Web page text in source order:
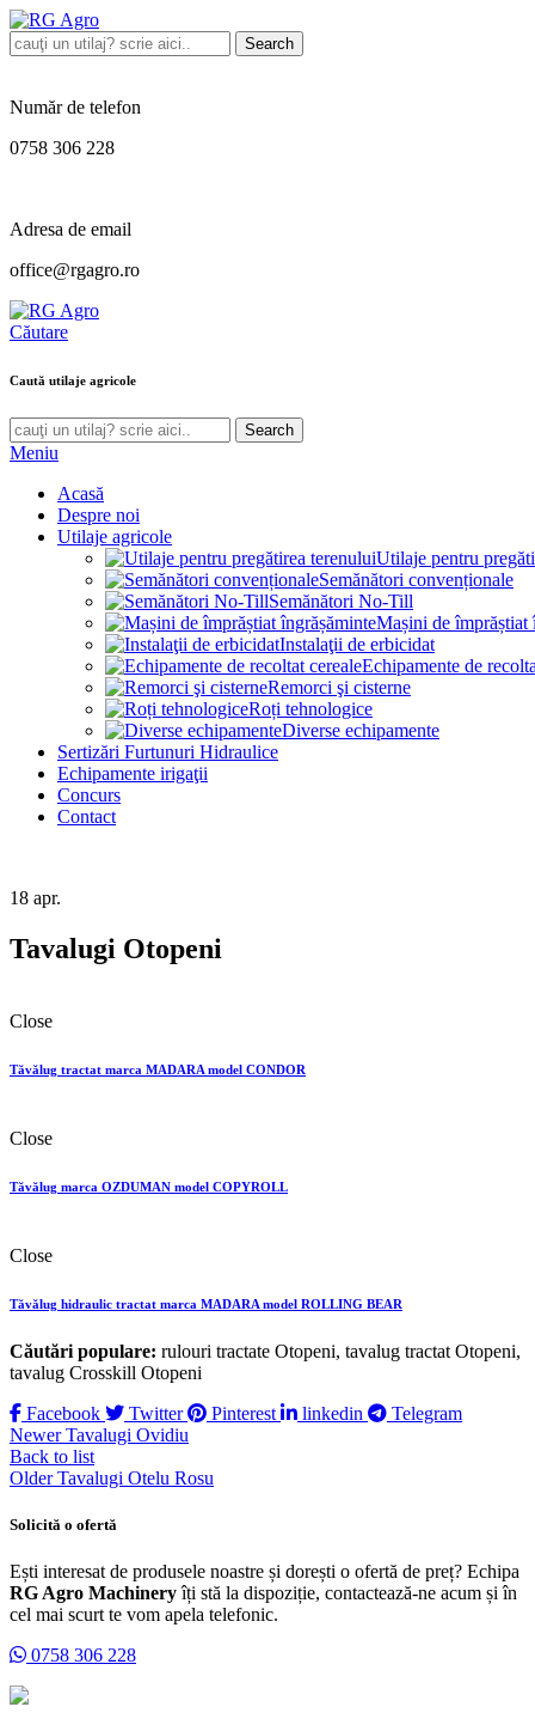
Search
Număr de telefon
0758 306 228
Adresa de email
office@rgagro.ro
Căutare
Caută utilaje agricole
Search
Meniu
Acasă
Despre noi
Utilaje agricole
Utilaje pentru
Semănători convenționale
Semănători No-Till
Mașini de împrăștiat
Instalaţii de erbicidat
Echipamente de
Remorci şi cisterne
Roți tehnologice
Diverse echipamente
Sertizări Furtunuri Hidraulice
Echipamente irigaţii
Concurs
Contact
18 apr.
Tavalugi Otopeni
Close
Tăvălug tractat marca MADARA model CONDOR
Close
Tăvălug marca OZDUMAN model COPYROLL
Close
Tăvălug hidraulic tractat marca MADARA model ROLLING BEAR
Căutări populare: rulouri tractate Otopeni, tavalug tractat Otopeni,
tavalug Crosskill Otopeni
Facebook
Twitter Pinterest linkedin
Telegram
Newer Tavalugi Ovidiu
Back to list
Older Tavalugi Otelu Rosu
Solicită o ofertă
Ești interesat de produsele noastre și dorești o ofertă de preț? Echipa
RG Agro Machineryîți stă la dispoziție, contactează-ne acum și în
cel mai scurt te vom apela telefonic.
0758 306 228